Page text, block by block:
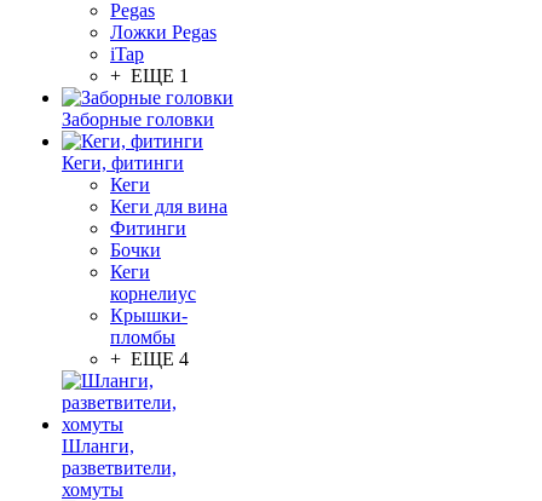
Pegas
Ложки Pegas
iTap
+ ЕЩЕ 1
Заборные головки
Кеги, фитинги
Кеги
Кеги для вина
Фитинги
Бочки
Кеги
корнелиус
Крышки-
пломбы
+ ЕЩЕ 4
Шланги,
разветвители,
хомуты